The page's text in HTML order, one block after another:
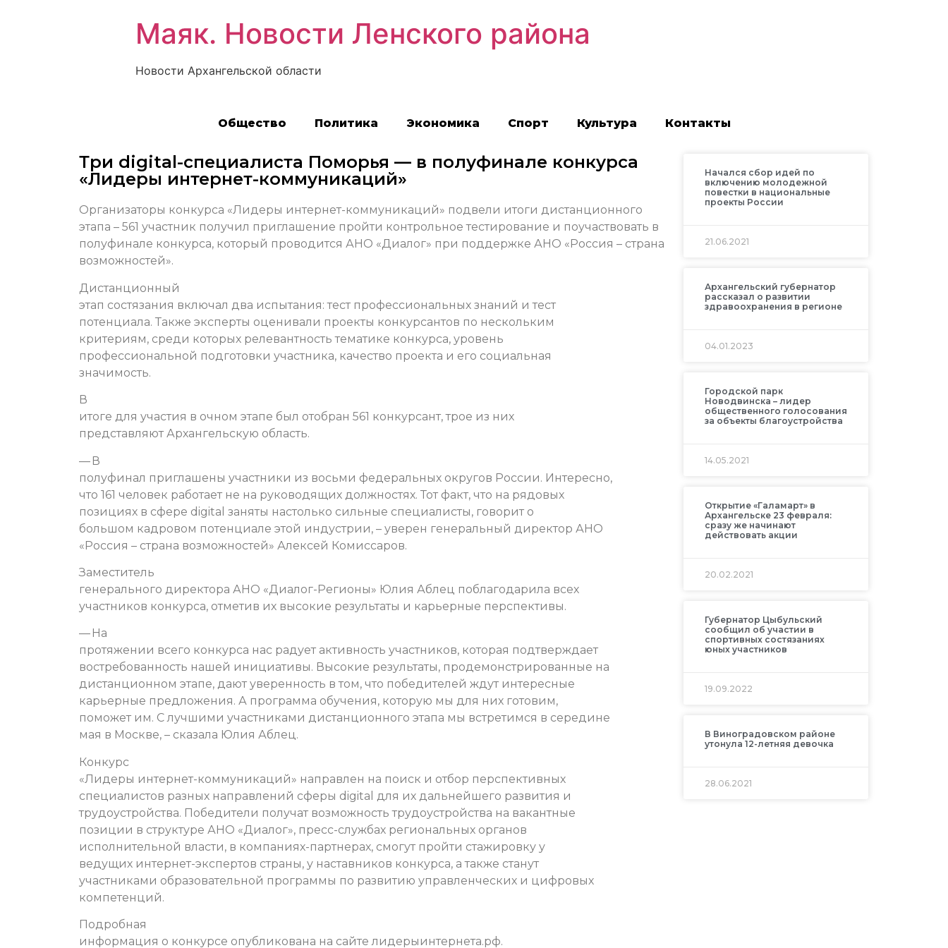
Маяк. Новости Ленского района
Новости Архангельской области
Общество Политика Экономика Спорт Культура Контакты
Три digital-специалиста Поморья — в полуфинале конкурса
«Лидеры интернет-коммуникаций»
Организаторы конкурса «Лидеры интернет-коммуникаций» подвели итоги дистанционного
этапа – 561 участник получил приглашение пройти контрольное тестирование и поучаствовать в
полуфинале конкурса, который проводится АНО «Диалог» при поддержке АНО «Россия – страна
возможностей».
Дистанционный
этап состязания включал два испытания: тест профессиональных знаний и тест
потенциала. Также эксперты оценивали проекты конкурсантов по нескольким
критериям, среди которых релевантность тематике конкурса, уровень
профессиональной подготовки участника, качество проекта и его социальная
значимость.
В
итоге для участия в очном этапе был отобран 561 конкурсант, трое из них
представляют Архангельскую область.
— В
полуфинал приглашены участники из восьми федеральных округов России. Интересно,
что 161 человек работает не на руководящих должностях. Тот факт, что на рядовых
позициях в сфере digital заняты настолько сильные специалисты, говорит о
большом кадровом потенциале этой индустрии, – уверен генеральный директор АНО
«Россия – страна возможностей» Алексей Комиссаров.
Заместитель
генерального директора АНО «Диалог-Регионы» Юлия Аблец поблагодарила всех
участников конкурса, отметив их высокие результаты и карьерные перспективы.
— На
протяжении всего конкурса нас радует активность участников, которая подтверждает
востребованность нашей инициативы. Высокие результаты, продемонстрированные на
дистанционном этапе, дают уверенность в том, что победителей ждут интересные
карьерные предложения. А программа обучения, которую мы для них готовим,
поможет им. С лучшими участниками дистанционного этапа мы встретимся в середине
мая в Москве, – сказала Юлия Аблец.
Конкурс
«Лидеры интернет-коммуникаций» направлен на поиск и отбор перспективных
специалистов разных направлений сферы digital для их дальнейшего развития и
трудоустройства. Победители получат возможность трудоустройства на вакантные
позиции в структуре АНО «Диалог», пресс-службах региональных органов
исполнительной власти, в компаниях-партнерах, смогут пройти стажировку у
ведущих интернет-экспертов страны, у наставников конкурса, а также станут
участниками образовательной программы по развитию управленческих и цифровых
компетенций.
Подробная
информация о конкурсе опубликована на сайте лидерыинтернета.рф.
Начался сбор идей по
включению молодежной
повестки в национальные
проекты России
21.06.2021
Архангельский губернатор
рассказал о развитии
здравоохранения в регионе
04.01.2023
Городской парк
Новодвинска – лидер
общественного голосования
за объекты благоустройства
14.05.2021
Открытие «Галамарт» в
Архангельске 23 февраля:
сразу же начинают
действовать акции
20.02.2021
Губернатор Цыбульский
сообщил об участии в
спортивных состязаниях
юных участников
19.09.2022
В Виноградовском районе
утонула 12-летняя девочка
28.06.2021